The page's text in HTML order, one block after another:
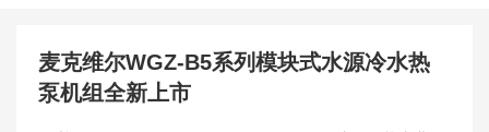
麦克维尔WGZ-B5系列模块式水源冷水热
泵机组全新上市